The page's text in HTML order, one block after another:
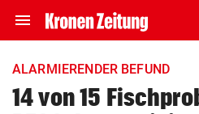
menu Navigation
ein-/ausklappen
ALARMIERENDER BEFUND
14 von 15